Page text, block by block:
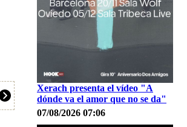
Xerach presenta el vídeo "A
dónde va el amor que no se da"
07/08/2026 07:06